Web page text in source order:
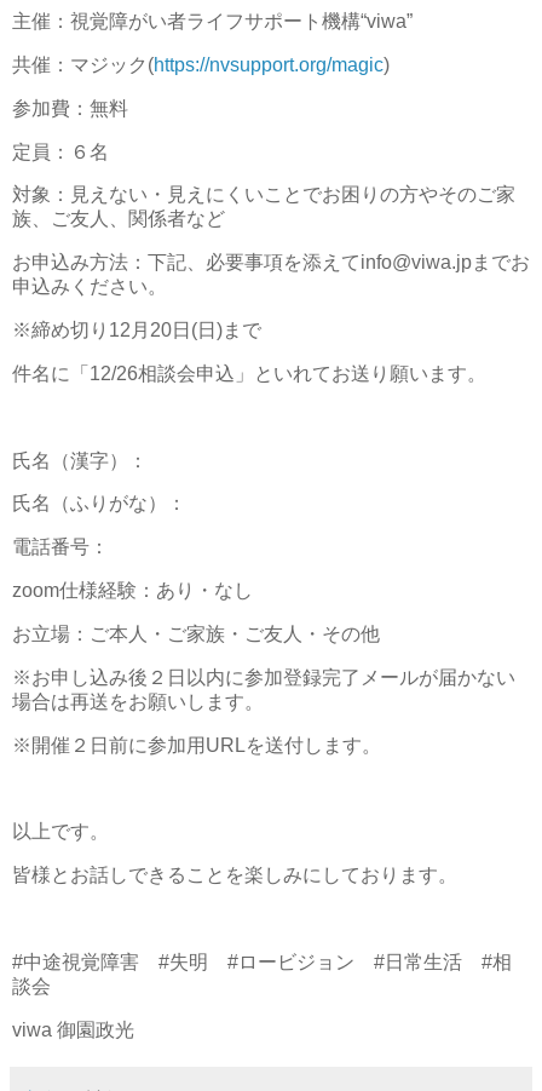
主催：視覚障がい者ライフサポート機構“viwa”
共催：マジック(https://nvsupport.org/magic)
参加費：無料
定員：６名
対象：見えない・見えにくいことでお困りの方やそのご家
族、ご友人、関係者など
お申込み方法：下記、必要事項を添えてinfo@viwa.jpまでお
申込みください。
※締め切り12月20日(日)まで
件名に「12/26相談会申込」といれてお送り願います。
氏名（漢字）：
氏名（ふりがな）：
電話番号：
zoom仕様経験：あり・なし
お立場：ご本人・ご家族・ご友人・その他
※お申し込み後２日以内に参加登録完了メールが届かない
場合は再送をお願いします。
※開催２日前に参加用URLを送付します。
以上です。
皆様とお話しできることを楽しみにしております。
#中途視覚障害 #失明 #ロービジョン #日常生活 #相
談会
viwa 御園政光